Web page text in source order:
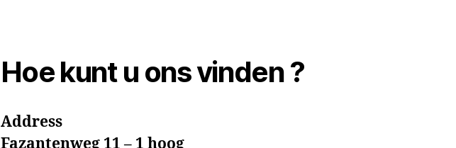
Hoe kunt u ons vinden ?
Address
Fazantenweg 11 – 1 hoog